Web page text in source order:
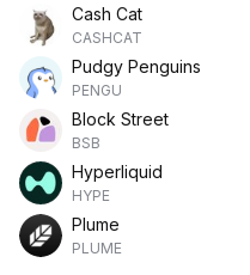
Cash Cat
CASHCAT
Pudgy Penguins
PENGU
Block Street
BSB
Hyperliquid
HYPE
Plume
PLUME